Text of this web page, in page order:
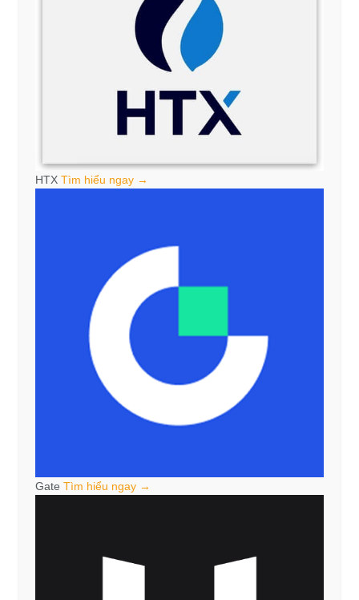
HTX Tìm hiểu ngay →
Gate Tìm hiểu ngay →